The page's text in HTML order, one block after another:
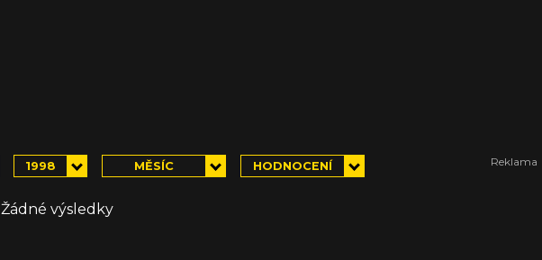
1998 MĚSÍC HODNOCENÍ
Žádné výsledky